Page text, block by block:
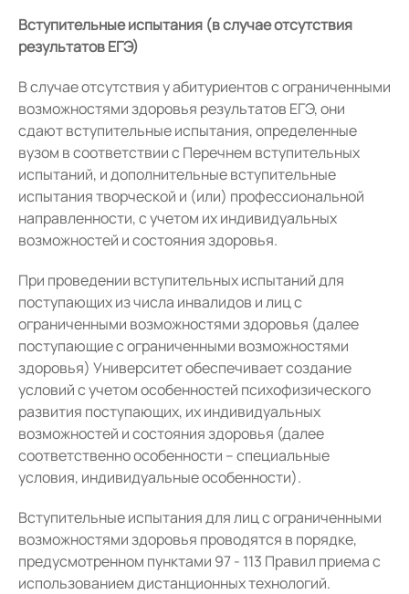
Вступительные испытания (в случае отсутствия
результатов ЕГЭ)
В случае отсутствия у абитуриентов с ограниченными
возможностями здоровья результатов ЕГЭ, они
сдают вступительные испытания, определенные
вузом в соответствии с Перечнем вступительных
испытаний, и дополнительные вступительные
испытания творческой и (или) профессиональной
направленности, с учетом их индивидуальных
возможностей и состояния здоровья.
При проведении вступительных испытаний для
поступающих из числа инвалидов и лиц с
ограниченными возможностями здоровья (далее
поступающие с ограниченными возможностями
здоровья) Университет обеспечивает создание
условий с учетом особенностей психофизического
развития поступающих, их индивидуальных
возможностей и состояния здоровья (далее
соответственно особенности – специальные
условия, индивидуальные особенности).
Вступительные испытания для лиц с ограниченными
возможностями здоровья проводятся в порядке,
предусмотренном пунктами 97 - 113 Правил приема с
использованием дистанционных технологий.